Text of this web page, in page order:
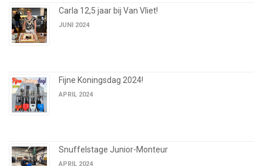
Carla 12,5 jaar bij Van Vliet!
JUNI 2024
Fijne Koningsdag 2024!
APRIL 2024
Snuffelstage Junior-Monteur
APRIL 2024